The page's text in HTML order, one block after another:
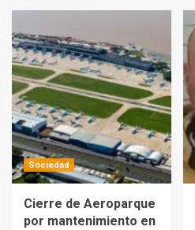
Sociedad
Cierre de Aeroparque
por mantenimiento en